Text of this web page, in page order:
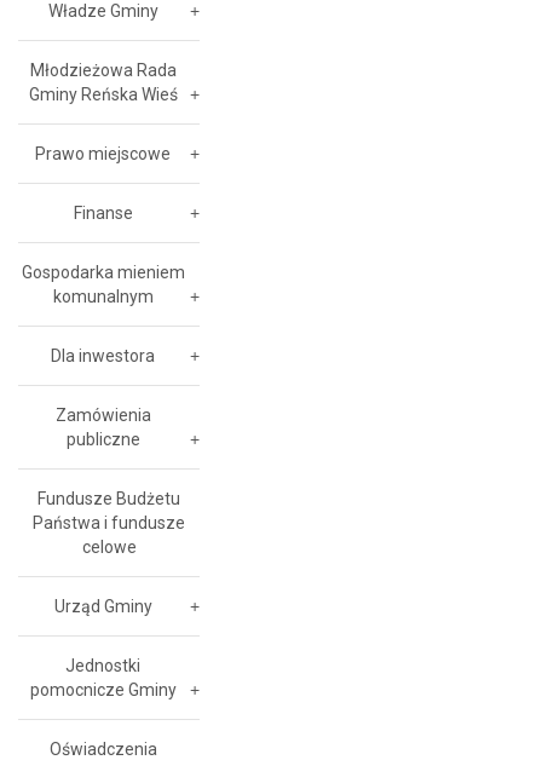
Władze Gminy
Młodzieżowa Rada
Gminy Reńska Wieś
Prawo miejscowe
Finanse
Gospodarka mieniem
komunalnym
Dla inwestora
Zamówienia
publiczne
Fundusze Budżetu
Państwa i fundusze
celowe
Urząd Gminy
Jednostki
pomocnicze Gminy
Oświadczenia